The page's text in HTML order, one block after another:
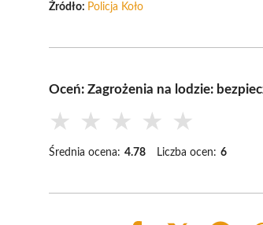
Źródło: Policja Koło
Oceń: Zagrożenia na lodzie:
★ ★ ★ ★ ★
Średnia ocena: 4.78 Liczba ocen: 6